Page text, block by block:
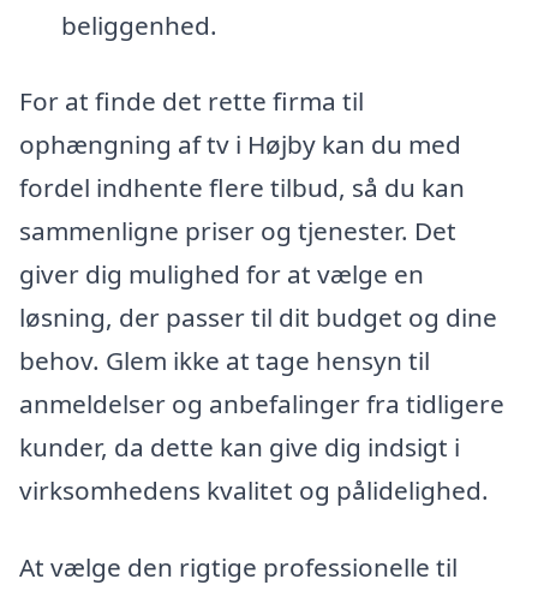
beliggenhed.
For at finde det rette firma til
ophængning af tv i Højby kan du med
fordel indhente flere tilbud, så du kan
sammenligne priser og tjenester. Det
giver dig mulighed for at vælge en
løsning, der passer til dit budget og dine
behov. Glem ikke at tage hensyn til
anmeldelser og anbefalinger fra tidligere
kunder, da dette kan give dig indsigt i
virksomhedens kvalitet og pålidelighed.
At vælge den rigtige professionelle til